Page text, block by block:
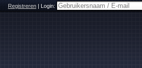
Registreren|Login: